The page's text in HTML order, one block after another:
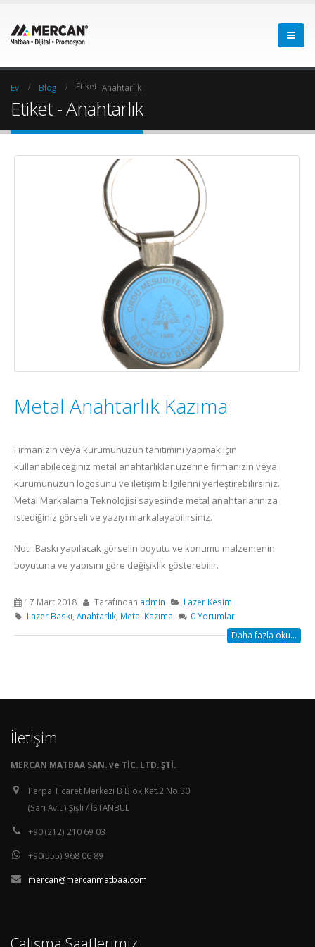
Ev Blog Etiket -Anahtarlık
Etiket - Anahtarlık
Metal Anahtarlık Kazıma
Firmanızın veya kurumunuzun tanıtımını yapmak için
kullanabileceğiniz metal anahtarlıklar üzerine firmanızın veya
kurumunuzun logosunu ve iletişim bilgilerini yerleştirebilirsiniz.
Metal Markalama Teknolojisi sayesinde metal anahtarlarınıza
istediğiniz görseli ve yazıyı markalayabilirsiniz.
Not: Baskı yapılacak görselin boyutu ve konumu malzemenin
boyutuna ve yapısını göre değişiklik gösterebilir.
17 Mart 2018 Tarafından admin
Lazer Kesim
Lazer Baskı Anahtarlık, Metal Kazıma 0 Yorumlar
Daha fazla oku...
İletişim
MERCAN MATBAA SAN. ve TİC. LTD. ŞTİ.
Perpa Ticaret Merkezi B Blok Kat.2 No.30
(Sarı Avlu) Şişli / İSTANBUL
+90 (212) 210 69 03
+90(555) 968 06 89
mercan@mercanmatbaa.com